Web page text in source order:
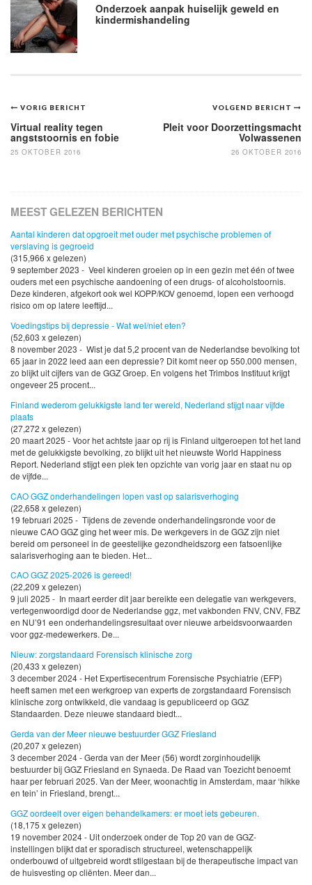
Onderzoek aanpak huiselijk geweld en
kindermishandeling
Bericht
navigatie
VOLGEND BERICHT
Pleit voor Doorzettingsmacht
Volwassenen
26 OKTOBER 2016
VORIG BERICHT
Virtual reality tegen
angststoornis en fobie
25 OKTOBER 2016
MEEST GELEZEN BERICHTEN
Aantal kinderen dat opgroeit met ouder met psychische problemen of
verslaving is gegroeid
(315,966 x gelezen)
9 september 2023 - Veel kinderen groeien op in een gezin met één of twee
ouders met een psychische aandoening of een drugs- of alcoholstoornis.
Deze kinderen, afgekort ook wel KOPP/KOV genoemd, lopen een verhoogd
risico om op latere leeftijd...
Voedingstips bij depressie - Wat wel/niet eten?
(52,603 x gelezen)
8 november 2023 - Wist je dat 5,2 procent van de Nederlandse bevolking tot
65 jaar in 2022 leed aan een depressie? Dit komt neer op 550.000 mensen,
zo blijkt uit cijfers van de GGZ Groep. En volgens het Trimbos Instituut krijgt
ongeveer 25 procent...
Finland wederom gelukkigste land ter wereld, Nederland stijgt naar vijfde
plaats
(27,272 x gelezen)
20 maart 2025 - Voor het achtste jaar op rij is Finland uitgeroepen tot het land
met de gelukkigste bevolking, zo blijkt uit het nieuwste World Happiness
Report. Nederland stijgt een plek ten opzichte van vorig jaar en staat nu op
de vijfde...
CAO GGZ onderhandelingen lopen vast op salarisverhoging
(22,658 x gelezen)
19 februari 2025 - Tijdens de zevende onderhandelingsronde voor de
nieuwe CAO GGZ ging het weer mis. De werkgevers in de GGZ zijn niet
bereid om personeel in de geestelijke gezondheidszorg een fatsoenlijke
salarisverhoging aan te bieden. Het...
CAO GGZ 2025-2026 is gereed!
(22,209 x gelezen)
9 juli 2025 - In maart eerder dit jaar bereikte een delegatie van werkgevers,
vertegenwoordigd door de Nederlandse ggz, met vakbonden FNV, CNV, FBZ
en NU’91 een onderhandelingsresultaat over nieuwe arbeidsvoorwaarden
voor ggz-medewerkers. De...
Nieuw: zorgstandaard Forensisch klinische zorg
(20,433 x gelezen)
3 december 2024 - Het Expertisecentrum Forensische Psychiatrie (EFP)
heeft samen met een werkgroep van experts de zorgstandaard Forensisch
klinische zorg ontwikkeld, die vandaag is gepubliceerd op GGZ
Standaarden. Deze nieuwe standaard biedt...
Gerda van der Meer nieuwe bestuurder GGZ Friesland
(20,207 x gelezen)
3 december 2024 - Gerda van der Meer (56) wordt zorginhoudelijk
bestuurder bij GGZ Friesland en Synaeda. De Raad van Toezicht benoemt
haar per februari 2025. Van der Meer, woonachtig in Amsterdam, maar ‘hikke
en tein’ in Friesland, brengt...
GGZ oordeelt over eigen behandelkamers: er moet iets gebeuren.
(18,175 x gelezen)
19 november 2024 - Uit onderzoek onder de Top 20 van de GGZ-
instellingen blijkt dat er sporadisch structureel, wetenschappelijk
onderbouwd of uitgebreid wordt stilgestaan bij de therapeutische impact van
de huisvesting op cliënten. Meer dan...